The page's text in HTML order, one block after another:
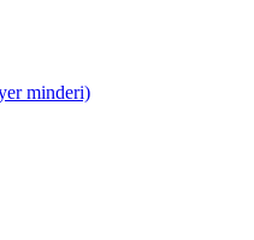
minderi)